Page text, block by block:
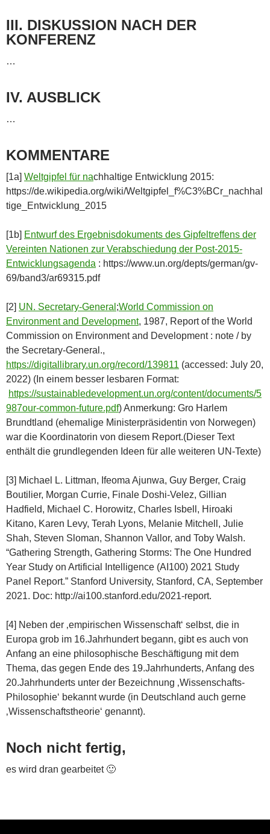
III. DISKUSSION NACH DER
KONFERENZ
…
IV. AUSBLICK
…
KOMMENTARE
[1a] Weltgipfel für nachhaltige Entwicklung 2015:
https://de.wikipedia.org/wiki/Weltgipfel_f%C3%BCr_nachhal
tige_Entwicklung_2015
[1b] Entwurf des Ergebnisdokuments des Gipfeltreffens der
Vereinten Nationen zur Verabschiedung der Post-2015-
Entwicklungsagenda : https://www.un.org/depts/german/gv-
69/band3/ar69315.pdf
[2] UN. Secretary-General ;World Commission on
Environment and Development, 1987, Report of the World
Commission on Environment and Development : note / by
the Secretary-General.,
https://digitallibrary.un.org/record/139811 (accessed: July 20,
2022) (In einem besser lesbaren Format:
https://sustainabledevelopment.un.org/content/documents/5
987our-common-future.pdf) Anmerkung: Gro Harlem
Brundtland (ehemalige Ministerpräsidentin von Norwegen)
war die Koordinatorin von diesem Report.(Dieser Text
enthält die grundlegenden Ideen für alle weiteren UN-Texte)
[3] Michael L. Littman, Ifeoma Ajunwa, Guy Berger, Craig
Boutilier, Morgan Currie, Finale Doshi-Velez, Gillian
Hadfield, Michael C. Horowitz, Charles Isbell, Hiroaki
Kitano, Karen Levy, Terah Lyons, Melanie Mitchell, Julie
Shah, Steven Sloman, Shannon Vallor, and Toby Walsh.
“Gathering Strength, Gathering Storms: The One Hundred
Year Study on Artificial Intelligence (AI100) 2021 Study
Panel Report.” Stanford University, Stanford, CA, September
2021. Doc: http://ai100.stanford.edu/2021-report.
[4] Neben der ‚empirischen Wissenschaft‘ selbst, die in
Europa grob im 16.Jahrhundert begann, gibt es auch von
Anfang an eine philosophische Beschäftigung mit dem
Thema, das gegen Ende des 19.Jahrhunderts, Anfang des
20.Jahrhunderts unter der Bezeichnung ‚Wissenschafts-
Philosophie‘ bekannt wurde (in Deutschland auch gerne
‚Wissenschaftstheorie‘ genannt).
Noch nicht fertig,
es wird dran gearbeitet 🙂